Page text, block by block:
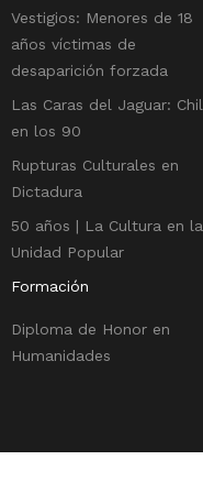
Vestigios: Menores de 18
años víctimas de
desaparición forzada
Las Caras del Jaguar:
en los 90
Rupturas Culturales en
Dictadura
50 años | La Cultura en la
Unidad Popular
Formación
Diploma de Honor en
Humanidades